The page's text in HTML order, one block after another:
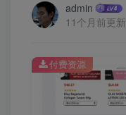
admin
11个月前更新
付费资源